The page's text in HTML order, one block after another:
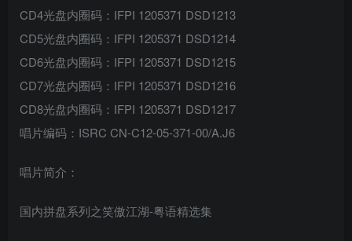
CD4光盘内圈码：IFPI 1205371 DSD1213
CD5光盘内圈码：IFPI 1205371 DSD1214
CD6光盘内圈码：IFPI 1205371 DSD1215
CD7光盘内圈码：IFPI 1205371 DSD1216
CD8光盘内圈码：IFPI 1205371 DSD1217
唱片编码：ISRC CN-C12-05-371-00/A.J6
唱片简介：
国内拼盘系列之笑傲江湖-粤语精选集